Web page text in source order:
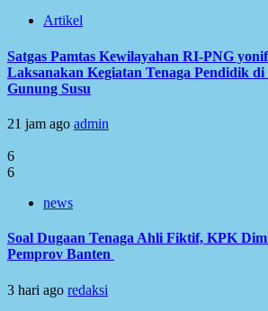
Artikel
Satgas Pamtas Kewilayahan RI-PNG
Laksanakan Kegiatan Tenaga Pendidik di
Gunung Susu
21 jam ago admin
6
6
news
Soal Dugaan Tenaga Ahli Fiktif, KPK
Pemprov Banten
3 hari ago redaksi